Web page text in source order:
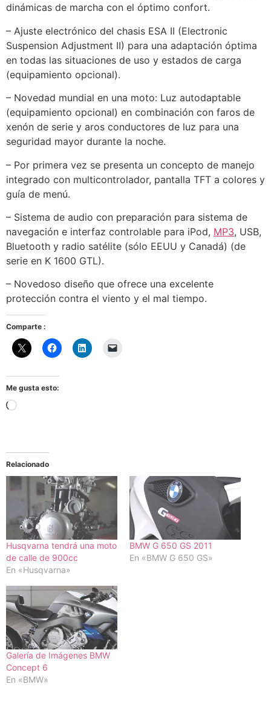
dinámicas de marcha con el óptimo confort.
– Ajuste electrónico del chasis ESA II (Electronic
Suspension Adjustment II) para una adaptación óptima
en todas las situaciones de uso y estados de carga
(equipamiento opcional).
– Novedad mundial en una moto: Luz autodaptable
(equipamiento opcional) en combinación con faros de
xenón de serie y aros conductores de luz para una
seguridad mayor durante la noche.
– Por primera vez se presenta un concepto de manejo
integrado con multicontrolador, pantalla TFT a colores y
guía de menú.
– Sistema de audio con preparación para sistema de
navegación e interfaz controlable para iPod, MP3, USB,
Bluetooth y radio satélite (sólo EEUU y Canadá) (de
serie en K 1600 GTL).
– Novedoso diseño que ofrece una excelente
protección contra el viento y el mal tiempo.
Comparte :
Me gusta esto:
Cargando...
Relacionado
Husqvarna tendrá una moto
de calle de 900cc
En «Husqvarna»
BMW G 650 GS 2011
En «BMW G 650 GS»
Galería de Imágenes BMW
Concept 6
En «BMW»